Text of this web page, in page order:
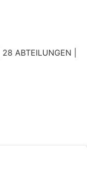
ABTEILUNGEN |